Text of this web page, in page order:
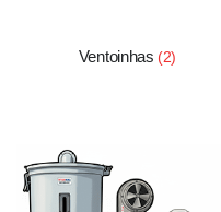
Ventoinhas (2)